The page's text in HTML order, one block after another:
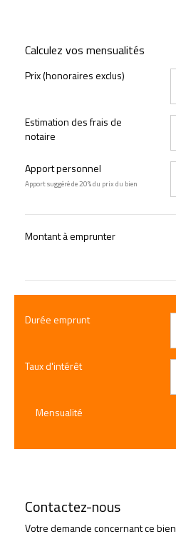
Calculez vos mensualités
Prix (honoraires exclus)
Estimation des frais de
notaire
Apport personnel
Apport suggéré de 20% du prix du bien
Montant à emprunter
Durée emprunt
Taux d'intérêt
Mensualité
Contactez-nous
Votre demande concernant ce bien